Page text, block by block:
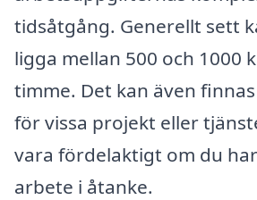
tidsåtgång. Generellt sett
ligga mellan 500 och 1000
timme. Det kan även
för vissa projekt eller
vara fördelaktigt om du
arbete i åtanke.